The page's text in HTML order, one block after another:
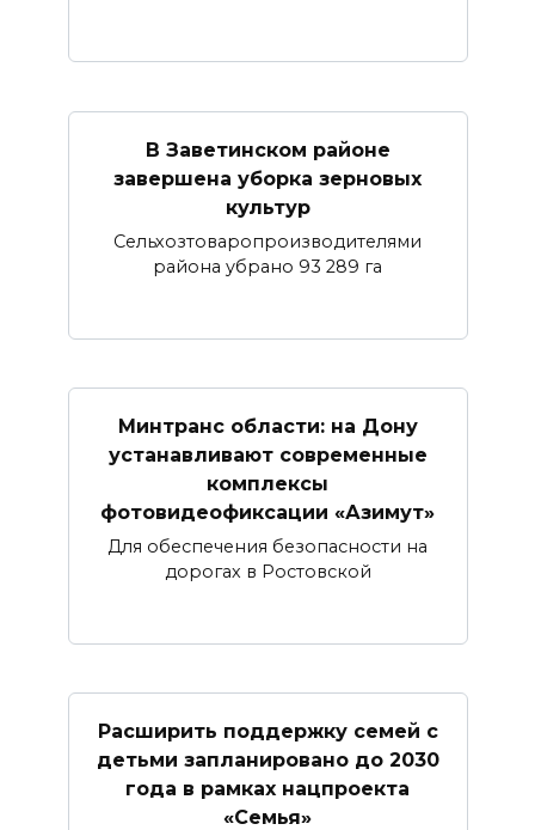
В Заветинском районе
завершена уборка зерновых
культур
Сельхозтоваропроизводителями
района убрано 93 289 га
Минтранс области: на Дону
устанавливают современные
комплексы
фотовидеофиксации «Азимут»
Для обеспечения безопасности на
дорогах в Ростовской
Расширить поддержку семей с
детьми запланировано до 2030
года в рамках нацпроекта
«Семья»